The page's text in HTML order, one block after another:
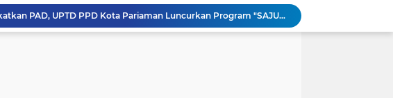
Tingkatkan PAD, UPTD PPD Kota Pariaman Luncurkan Program "SAJUMPA"
Pemkab Perkuat Komitmen Dalam Kehidupan Masyarakat Yang Harmonis